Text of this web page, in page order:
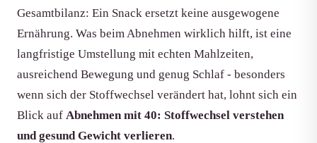
Gesamtbilanz: Ein Snack ersetzt keine ausgewogene
Ernährung. Was beim Abnehmen wirklich hilft, ist eine
langfristige Umstellung mit echten Mahlzeiten,
ausreichend Bewegung und genug Schlaf - besonders
wenn sich der Stoffwechsel verändert hat, lohnt sich ein
Blick auf Abnehmen mit 40: Stoffwechsel verstehen
und gesund Gewicht verlieren.